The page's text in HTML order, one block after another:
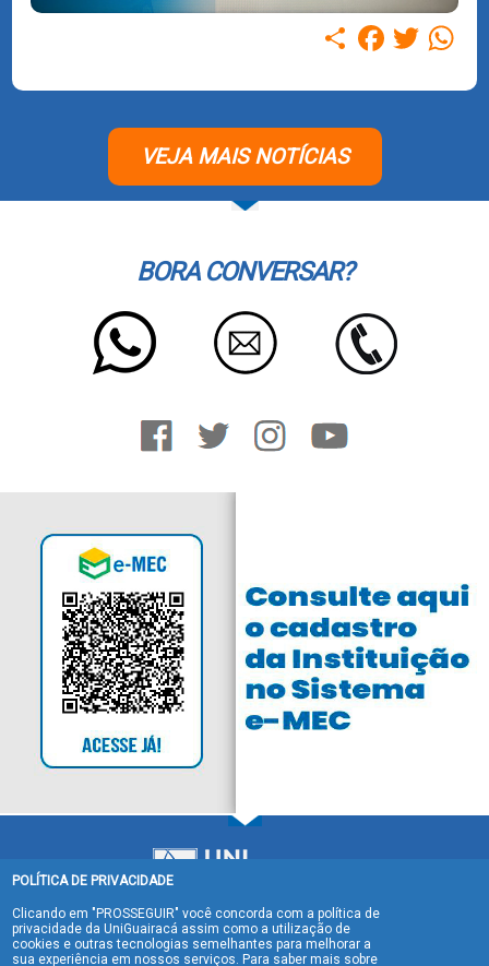
Compartilhar
Facebook
Twitter
VEJA MAIS NOTÍCIAS
BORA CONVERSAR?
POLÍTICA DE PRIVACIDADE
Clicando em "PROSSEGUIR" você concorda com a política de
privacidade da UniGuairacá assim como a utilização de
cookies e outras tecnologias semelhantes para melhorar a
sua experiência em nossos serviços. Para saber mais sobre